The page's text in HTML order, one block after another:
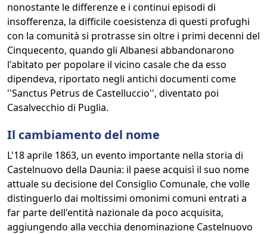
nonostante le differenze e i continui episodi di
insofferenza, la difficile coesistenza di questi profughi
con la comunità si protrasse sin oltre i primi decenni del
Cinquecento, quando gli Albanesi abbandonarono
l'abitato per popolare il vicino casale che da esso
dipendeva, riportato negli antichi documenti come
''Sanctus Petrus de Castelluccio'', diventato poi
Casalvecchio di Puglia.
Il cambiamento del nome
L'18 aprile 1863, un evento importante nella storia di
Castelnuovo della Daunia: il paese acquisì il suo nome
attuale su decisione del Consiglio Comunale, che volle
distinguerlo dai moltissimi omonimi comuni entrati a
far parte dell'entità nazionale da poco acquisita,
aggiungendo alla vecchia denominazione Castelnuovo